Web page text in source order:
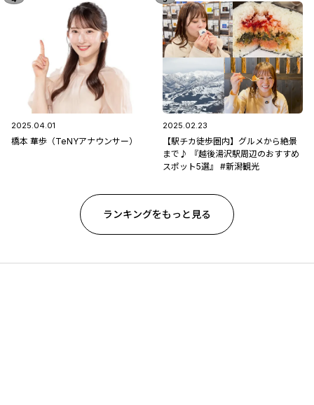
2025.04.01
橋本 華歩（TeNYアナウンサー）
2025.02.23
【駅チカ徒歩圏内】グルメから絶景
まで♪ 『越後湯沢駅周辺のおすすめ
スポット5選』 #新潟観光
ランキングをもっと見る